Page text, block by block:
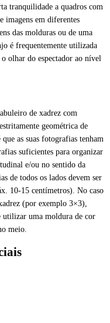
tranquilidade a quadros com
imagens em diferentes
das molduras ou de uma
é frequentemente utilizada
olhar do espectador ao nível
de xadrez com
geométrica de
as suas fotografias tenham
suficientes para organizar
e/ou no sentido da
de todos os lados devem ser
10-15 centímetros). No caso
(por exemplo 3×3),
utilizar uma moldura de cor
meio.